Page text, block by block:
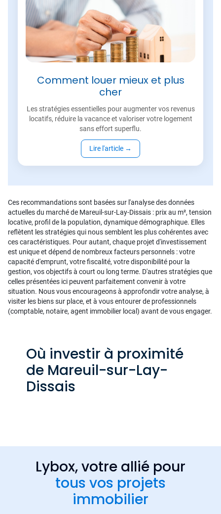
Comment louer mieux et plus
cher
Les stratégies essentielles pour augmenter vos revenus
locatifs, réduire la vacance et valoriser votre logement
sans effort superflu.
Lire l'article →
Ces recommandations sont basées sur l'analyse des données
actuelles du marché de Mareuil-sur-Lay-Dissais : prix au m², tension
locative, profil de la population, dynamique démographique. Elles
reflètent les stratégies qui nous semblent les plus cohérentes avec
ces caractéristiques. Pour autant, chaque projet d'investissement
est unique et dépend de nombreux facteurs personnels : votre
capacité d'emprunt, votre fiscalité, votre disponibilité pour la
gestion, vos objectifs à court ou long terme. D'autres stratégies que
celles présentées ici peuvent parfaitement convenir à votre
situation. Nous vous encourageons à approfondir votre analyse, à
visiter les biens sur place, et à vous entourer de professionnels
(comptable, notaire, agent immobilier local) avant de vous engager.
Où investir à proximité
de Mareuil-sur-Lay-
Dissais
Lybox, votre allié pour
tous vos projets
immobilier